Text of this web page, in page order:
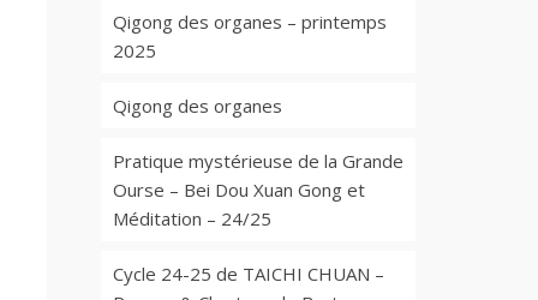
Qigong des organes – printemps
2025
Qigong des organes
Pratique mystérieuse de la Grande
Ourse – Bei Dou Xuan Gong et
Méditation – 24/25
Cycle 24-25 de TAICHI CHUAN –